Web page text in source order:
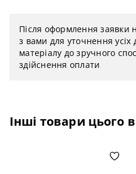
Після оформлення заявки
з вами для уточнення усіх
матеріалу до зручного
здійснення оплати
Інші товари цього